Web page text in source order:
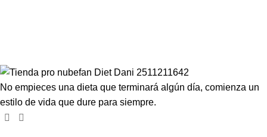
No empieces una dieta que terminará algún día, comienza un
estilo de vida que dure para siempre.